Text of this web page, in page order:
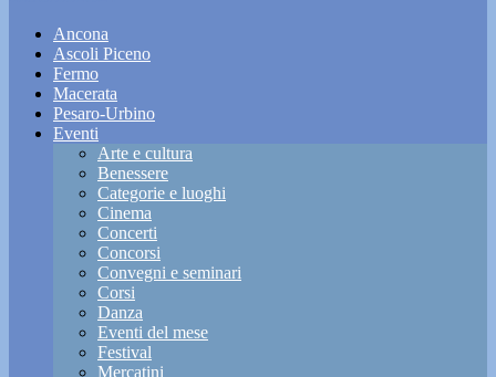
Ancona
Ascoli Piceno
Fermo
Macerata
Pesaro-Urbino
Eventi
Arte e cultura
Benessere
Categorie e luoghi
Cinema
Concerti
Concorsi
Convegni e seminari
Corsi
Danza
Eventi del mese
Festival
Mercatini